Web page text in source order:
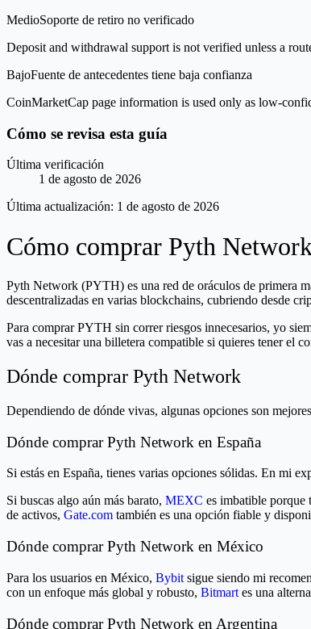
MedioSoporte de retiro no verificado
Deposit and withdrawal support is not verified unless a
BajoFuente de antecedentes tiene baja confianza
CoinMarketCap page information is used only as low-
Cómo se revisa esta guía
Última verificación
1 de agosto de 2026
Última actualización: 1 de agosto de 2026
Cómo comprar Pyth
Pyth Network (PYTH) es una red de oráculos de primera
descentralizadas en varias blockchains, cubriendo desde
Para comprar PYTH sin correr riesgos innecesarios, yo
vas a necesitar una billetera compatible si quieres tener el
Dónde comprar Pyth Network
Dependiendo de dónde vivas, algunas opciones son
Dónde comprar Pyth Network en España
Si estás en España, tienes varias opciones sólidas. En mi
Si buscas algo aún más barato, MEXC es imbatible porque
de activos, Gate.com también es una opción fiable y
Dónde comprar Pyth Network en México
Para los usuarios en México, Bybit sigue siendo mi
con un enfoque más global y robusto, Bitmart es una
Dónde comprar Pyth Network en Argentina